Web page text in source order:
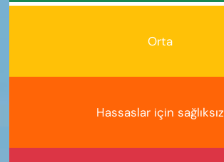
Orta
Hassaslar için sağlıksız